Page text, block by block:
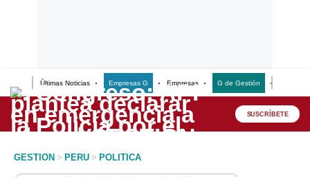
Últimas Noticias Empresas G Empresas G de Gestión
Lo último
Peru Quiosco SUSCRÍBETE
GESTION > PERU > POLITICA